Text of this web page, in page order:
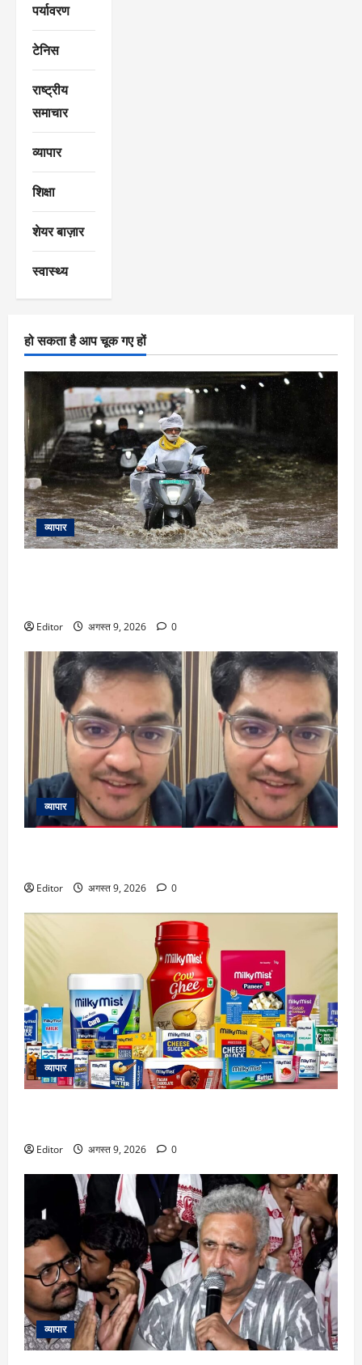
पर्यावरण
टेनिस
राष्ट्रीय
समाचार
व्यापार
शिक्षा
शेयर बाज़ार
स्वास्थ्य
हो सकता है आप चूक गए हों
व्यापार
Editor अगस्त 9, 2026 0
व्यापार
Editor अगस्त 9, 2026 0
व्यापार
Editor अगस्त 9, 2026 0
व्यापार